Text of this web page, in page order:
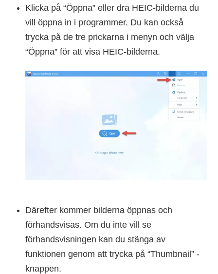
Klicka på “Öppna” eller dra HEIC-bilderna du
vill öppna in i programmer. Du kan också
trycka på de tre prickarna i menyn och välja
“Öppna” för att visa HEIC-bilderna.
Därefter kommer bilderna öppnas och
förhandsvisas. Om du inte vill se
förhandsvisningen kan du stänga av
funktionen genom att trycka på “Thumbnail” -
knappen.